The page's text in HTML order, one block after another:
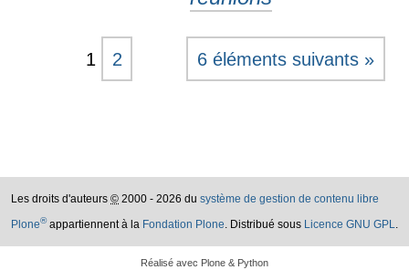
6 éléments suivants »
1 2
Les droits d'auteurs © 2000 - 2026 du système de gestion de contenu libre
Plone®appartiennent à la Fondation Plone. Distribué sous Licence GNU GPL.
Réalisé avec Plone & Python